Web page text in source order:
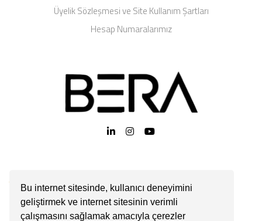
Bu internet sitesinde, kullanıcı deneyimini
geliştirmek ve internet sitesinin verimli
çalışmasını sağlamak amacıyla çerezler
Üyelik Sözleşmesi ve Site Kullanım Şartları
Hesap Numaralarımız